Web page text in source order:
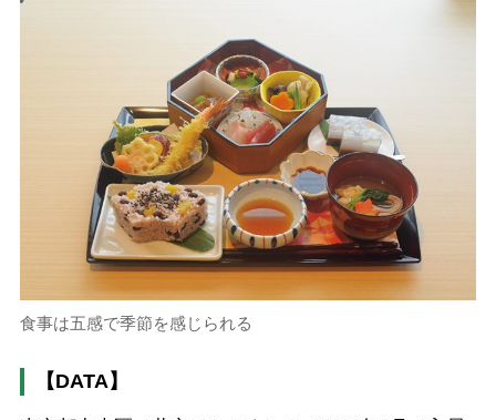
食事は五感で季節を感じられる
【DATA】